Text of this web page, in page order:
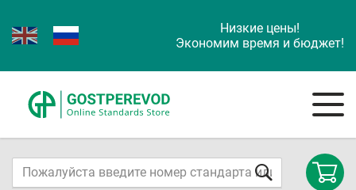
Низкие цены!
Экономим время и бюджет!